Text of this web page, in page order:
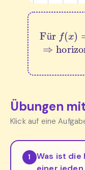
ü
Für f(x)=
Übungen
Klick auf eine
1
Was ist die